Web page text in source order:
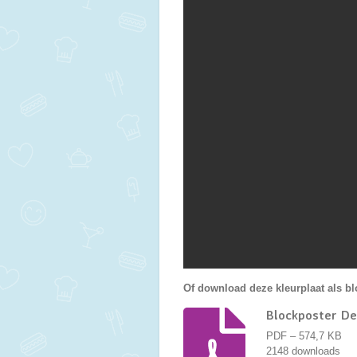
Of download deze kleurplaat als
Blockposter
PDF – 574,7 KB
2148 downloads